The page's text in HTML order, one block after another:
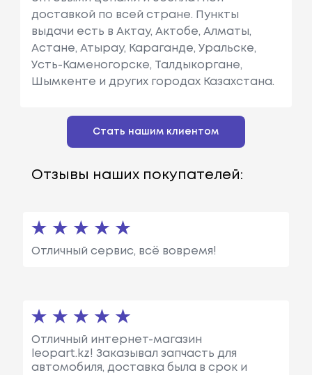
доставкой по всей стране. Пункты
выдачи есть в Актау, Актобе, Алматы,
Астане, Атырау, Караганде, Уральске,
Усть-Каменогорске, Талдыкоргане,
Шымкенте и других городах Казахстана.
Стать нашим клиентом
Отзывы наших покупателей:
Отличный сервис, всё вовремя!
Отличный интернет-магазин
leopart.kz! Заказывал запчасть для
автомобиля, доставка была в срок и